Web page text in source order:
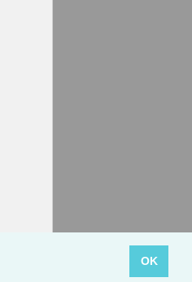
OK